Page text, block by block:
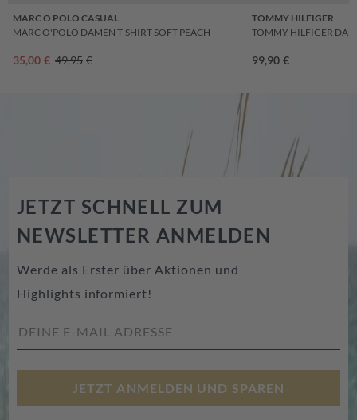
JETZT SCHNELL ZUM
NEWSLETTER ANMELDEN
Werde als Erster über Aktionen und
Highlights informiert!
JETZT ANMELDEN UND SPAREN